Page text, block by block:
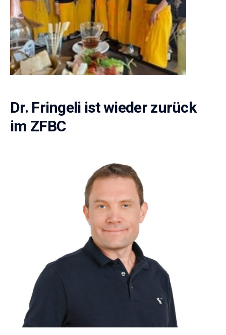
Dr. Fringeli ist wieder zurück
im ZFBC
Adipositasbroschüre
Lesen Sie unsere Adipositasbroschüre online und
interaktiv.